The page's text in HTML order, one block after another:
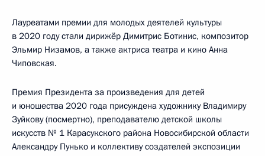
Лауреатами премии для молодых деятелей культуры
в 2020 году стали дирижёр Димитрис Ботинис, композитор
Эльмир Низамов, а также актриса театра и кино Анна
Чиповская.
Премия Президента за произведения для детей
и юношества 2020 года присуждена художнику Владимиру
Зуйкову (посмертно), преподавателю детской школы
искусств № 1 Карасукского района Новосибирской области
Александру Пунько и коллективу создателей экспозиции